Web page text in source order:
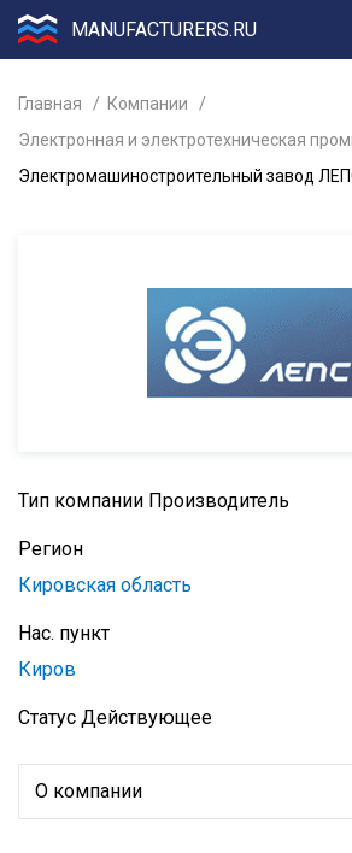
MANUFACTURERS.RU
Главная
Компании
Электронная и электротехническая
Электромашиностроительный завод
Тип компании Производитель
Регион
Кировская область
Нас. пункт
Киров
Статус Действующее
О компании